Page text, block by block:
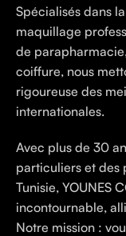
Spécialisés dans
maquillage
de
coiffure, nous
rigoureuse des
internationales.
Avec plus de 30
particuliers et des
Tunisie, YOUNES
incontournable,
Notre mission :